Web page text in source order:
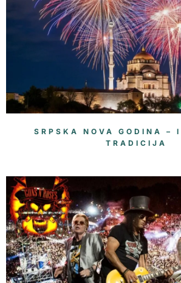
SRPSKA NOVA GODINA –
TRADICIJA